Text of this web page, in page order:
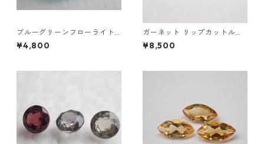
ブルーグリーンフローライト
オーバルカットルース 10.2ct
15.4mm*11.1mm*8.0mm
¥4,800
ガーネット リップカットルー
ス 2.0ct 12mm*6mm*4mm
¥8,500